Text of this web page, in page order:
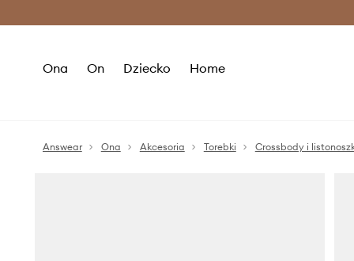
Ona On Dziecko Home
Answear Ona Akcesoria Torebki Crossbody i